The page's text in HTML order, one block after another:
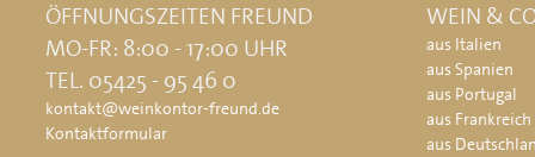
ÖFFNUNGSZEITEN FREUND
MO-FR: 8:00 - 17:00 UHR
TEL. 05425 - 95 46 0
kontakt@weinkontor-freund.de
Kontaktformular
WEIN &
aus Italien
aus Spanien
aus Portugal
aus Frankreich
aus